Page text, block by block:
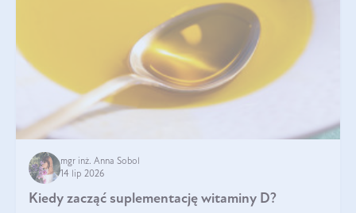
mgr inż. Anna Sobol
14 lip 2026
Kiedy zacząć suplementację witaminy D?